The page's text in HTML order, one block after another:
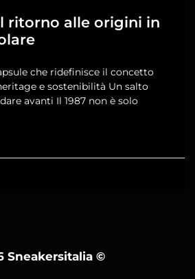
il ritorno alle origini in
che ridefinisce il concetto
e sostenibilità Un salto
avanti Il 1987 non è solo
Sneakersitalia ©